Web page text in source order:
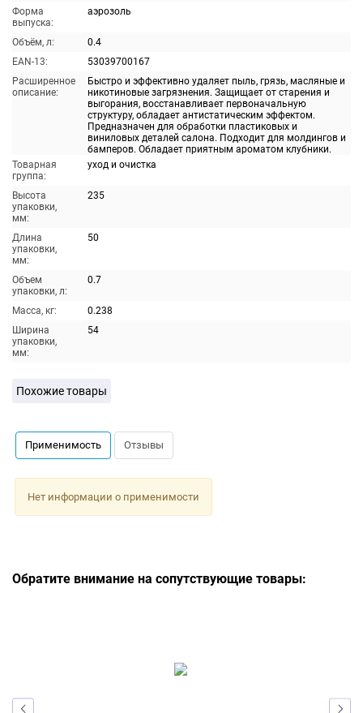
Форма
выпуска:
аэрозоль
Объём, л:
0.4
EAN-13:
53039700167
Расширенное
описание:
Быстро и эффективно удаляет пыль, грязь, масляные и
никотиновые загрязнения. Защищает от старения и
выгорания, восстанавливает первоначальную
структуру, обладает антистатическим эффектом.
Предназначен для обработки пластиковых и
виниловых деталей салона. Подходит для молдингов и
бамперов. Обладает приятным ароматом клубники.
Товарная
группа:
уход и очистка
Высота
упаковки,
мм:
235
Длина
упаковки,
мм:
50
Объем
упаковки, л:
0.7
Масса, кг:
0.238
Ширина
упаковки,
мм:
54
Похожие товары
Применимость Отзывы
Нет информации о применимости
Обратите внимание на сопутствующие товары: